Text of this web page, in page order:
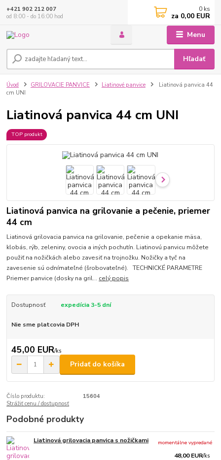
Menu
Hľadať
+421 902 212 007
od 8:00 - do 16:00 hod
0 ks
za 0,00 EUR
Úvod GRILOVACIE PANVICE Liatinové panvice
Liatinová panvica 44
cm UNI
Liatinová panvica 44 cm UNI
TOP produkt
Liatinová panvica na grilovanie a pečenie, priemer
44 cm
Liatinová grilovacia panvica na grilovanie, pečenie a opekanie mäsa,
klobás, rýb, zeleniny, ovocia a iných pochutín. Liatinovú panvicu môžete
použiť na nožičkách alebo zavesiť na trojnožku. Nožičky a tyč na
zavesenie sú odnímateľné (šrobovateľné). TECHNICKÉ PARAMETRE
Priemer panvice (dosky na gril... celý popis
Dostupnosť expedícia 3-5 dní
Nie sme platcovia DPH
45,00 EUR/ks
Pridať do košíka
Číslo produktu:
15604
Strážiť cenu / dostupnosť
Podobné produkty
Liatinová grilovacia panvica s nožičkami
48,00 EUR/ks
momentálne vypredané